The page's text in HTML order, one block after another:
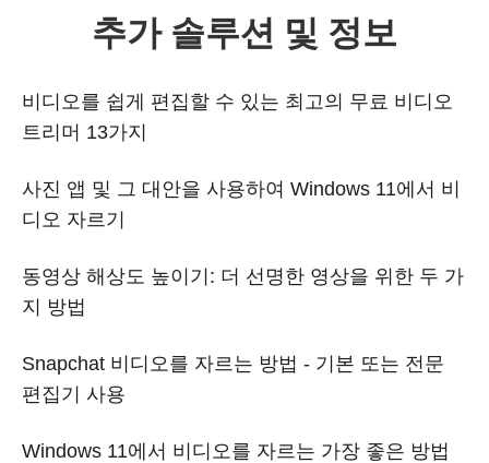
추가 솔루션 및 정보
비디오를 쉽게 편집할 수 있는 최고의 무료 비디오
트리머 13가지
사진 앱 및 그 대안을 사용하여 Windows 11에서 비
디오 자르기
동영상 해상도 높이기: 더 선명한 영상을 위한 두 가
지 방법
Snapchat 비디오를 자르는 방법 - 기본 또는 전문
편집기 사용
Windows 11에서 비디오를 자르는 가장 좋은 방법